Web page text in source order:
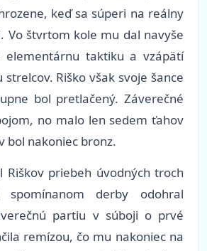
keď sa súperi na reálny
Vo štvrtom kole mu dal navyše
elementárnu taktiku a vzápätí
strelcov. Riško však svoje šance
bol pretlačený. Záverečné
no malo len sedem ťahov
bol nakoniec bronz.
Riškov priebeh úvodných troch
derby odohral
partiu v súboji o prvé
remízou, čo mu nakoniec na